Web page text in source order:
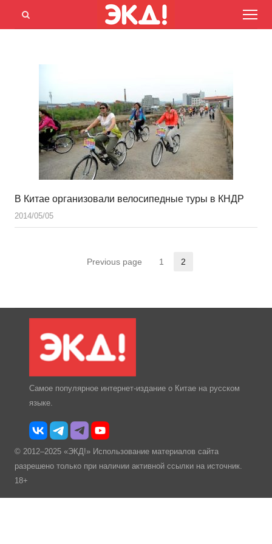
Menu
Открыть
В Китае организовали велосипедные туры в КНДР
2014/05/05
Previous page Страница
1 2
Самое популярное интернет-издание о Китае на русском
языке.
© 2012–2025 «ЭКД!» Использование материалов сайта
разрешено только при наличии активной ссылки на источник.
18+